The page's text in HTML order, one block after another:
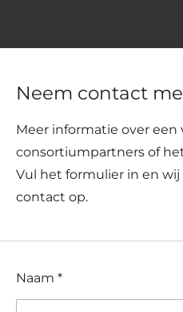
deNeem contact
Meer informatie over een
consortiumpartners of
Vul het formulier in en
contact op.
Naam *